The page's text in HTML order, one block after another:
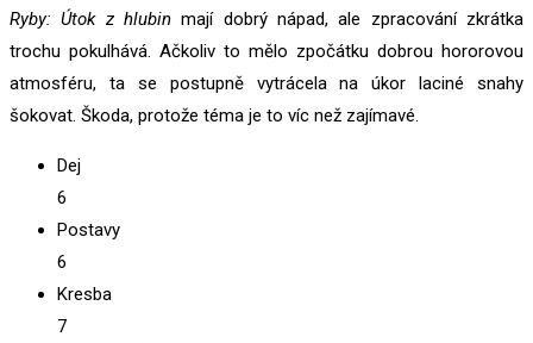
Ryby: Útok z hlubin mají dobrý nápad, ale zpracování zkrátka
trochu pokulhává. Ačkoliv to mělo zpočátku dobrou hororovou
atmosféru, ta se postupně vytrácela na úkor laciné snahy
šokovat. Škoda, protože téma je to víc než zajímavé.
Dej
6
Postavy
6
Kresba
7